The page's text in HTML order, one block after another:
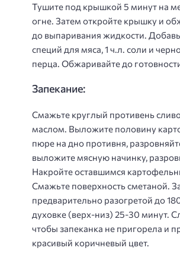
Тушите под крышкой 5 минут на
огне. Затем откройте крышку и
до выпаривания жидкости.
специй для мяса, 1 ч.л. соли и
перца. Обжаривайте до
Запекание:
Смажьте круглый противень
маслом. Выложите половину
пюре на дно противня,
выложите мясную начинку,
Накройте оставшимся
Смажьте поверхность сметаной.
предварительно разогретой до
духовке (верх-низ) 25-30 минут.
чтобы запеканка не пригорела и
красивый коричневый цвет.